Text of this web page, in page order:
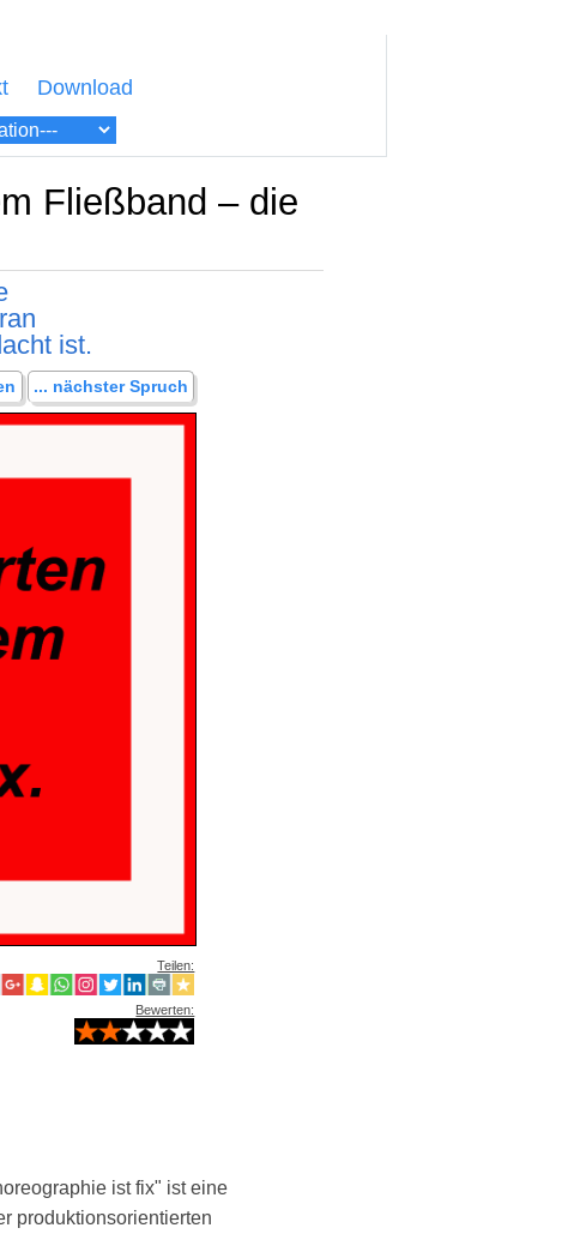
Download
Fließband – die
ist.
... nächster Spruch
Teilen:
Bewerten:
ist fix" ist eine
produktionsorientierten